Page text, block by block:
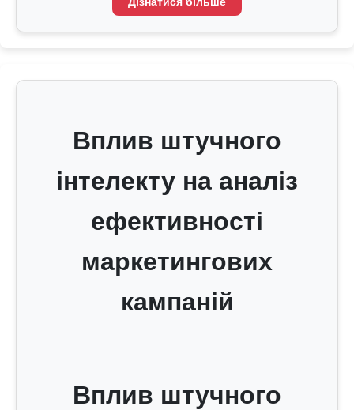
Вплив штучного
інтелекту на аналіз
ефективності
маркетингових
кампаній
Вплив штучного